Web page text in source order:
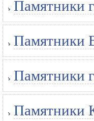
Памятники
Памятники
Памятники
Памятники